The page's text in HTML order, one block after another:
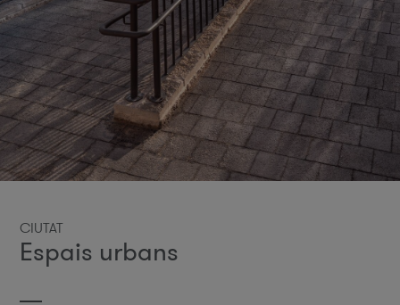
CIUTAT
Espais urbans